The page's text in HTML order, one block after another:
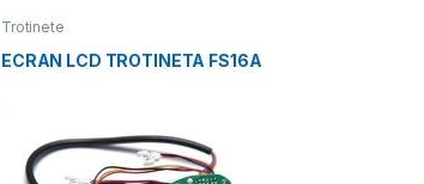
Trotinete
ECRAN LCD TROTINETA FS16A